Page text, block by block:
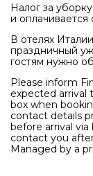
Налог за
и оплачивается
В отелях
праздничный
гостям нужно
Please inform
expected arrival
box when
contact details
before arrival
contact you
Managed by a